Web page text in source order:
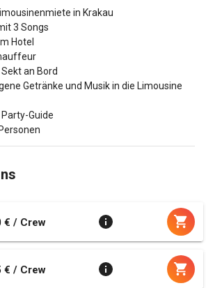
in Krakau
3 Songs
Hotel
an Bord
Getränke und Musik in die Limousine
Guide
€ / Crew
€ / Crew